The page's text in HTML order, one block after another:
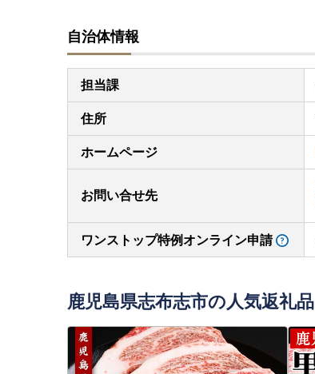
自治体情報
担当課
住所
ホームページ
お問い合せ先
ワンストップ特例オンライン申請
鹿児島県志布志市の人気返礼品